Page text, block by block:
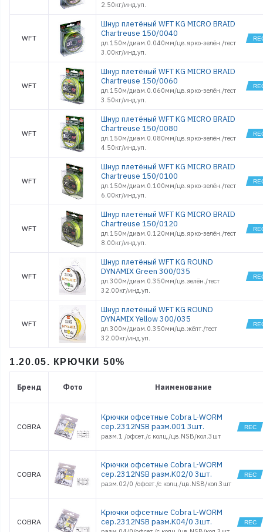
2.50кг/инд.уп.
WFT
Шнур плетёный WFT KG MICRO BRAID
Chartreuse 150/0040
дл.150м/диам.0.040мм/цв.ярко-зелён./тест
3.00кг/инд.уп.
WFT
Шнур плетёный WFT KG MICRO BRAID
Chartreuse 150/0060
дл.150м/диам.0.060мм/цв.ярко-зелён./тест
3.50кг/инд.уп.
WFT
Шнур плетёный WFT KG MICRO BRAID
Chartreuse 150/0080
дл.150м/диам.0.080мм/цв.ярко-зелён./тест
4.50кг/инд.уп.
WFT
Шнур плетёный WFT KG MICRO BRAID
Chartreuse 150/0100
дл.150м/диам.0.100мм/цв.ярко-зелён./тест
6.00кг/инд.уп.
WFT
Шнур плетёный WFT KG MICRO BRAID
Chartreuse 150/0120
дл.150м/диам.0.120мм/цв.ярко-зелён./тест
8.00кг/инд.уп.
WFT
Шнур плетёный WFT KG ROUND
DYNAMIX Green 300/035
дл.300м/диам.0.350мм/цв.зелён./тест
32.00кг/инд.уп.
WFT
Шнур плетёный WFT KG ROUND
DYNAMIX Yellow 300/035
дл.300м/диам.0.350мм/цв.жёлт./тест
32.00кг/инд.уп.
1.20.05. КРЮЧКИ 50%
Бренд Фото Наименование
COBRA
Крючки офсетные Cobra L-WORM
сер.2312NSB разм.001 3шт.
разм.1 /офсет./с колц./цв.NSB/кол.3шт
COBRA
Крючки офсетные Cobra L-WORM
сер.2312NSB разм.K02/0 3шт.
разм.02/0 /офсет./с колц./цв.NSB/кол.3шт
COBRA
Крючки офсетные Cobra L-WORM
сер.2312NSB разм.K04/0 3шт.